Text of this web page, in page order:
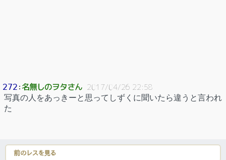
272 ：名無しのヲタさん 2017/04/26 22:58
写真の人をあっきーと思ってしずくに聞いたら違うと言われ
た
前のレスを見る